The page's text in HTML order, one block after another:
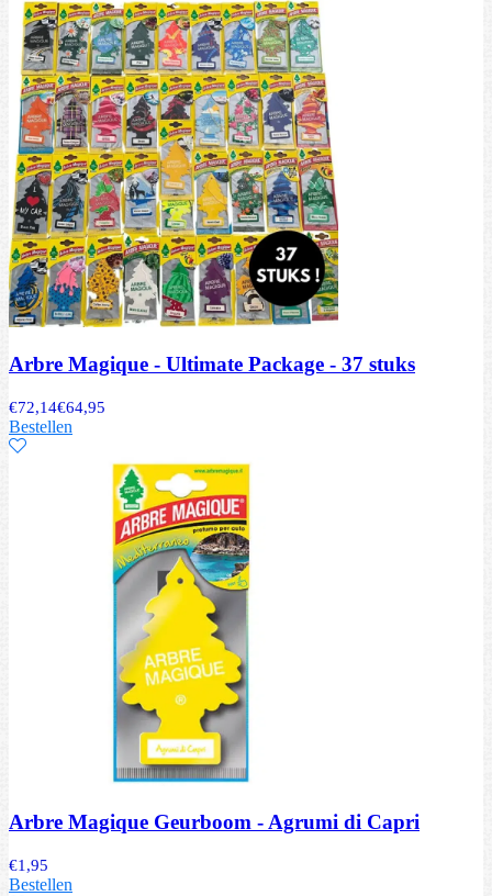
Arbre Magique - Ultimate Package - 37 stuks
€72,14€64,95
Bestellen
Arbre Magique Geurboom - Agrumi di Capri
€1,95
Bestellen